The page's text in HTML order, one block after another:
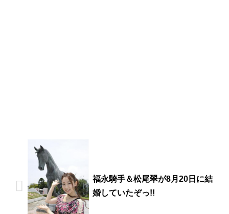
福永騎手＆松尾翠が8月20日に結
婚していたぞっ!!